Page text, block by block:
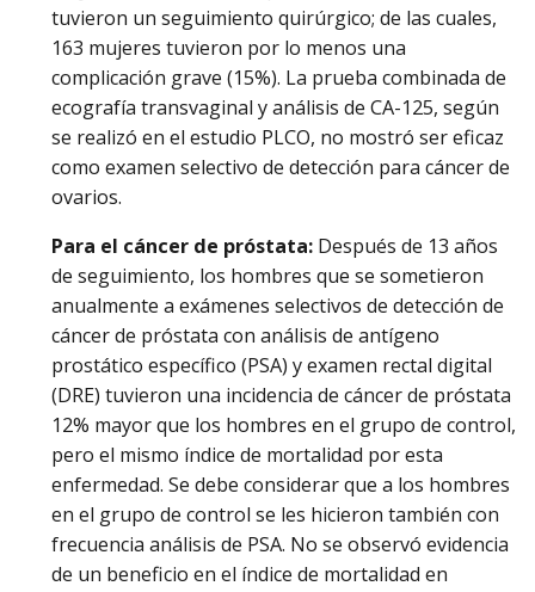
tuvieron un seguimiento quirúrgico; de las cuales,
163 mujeres tuvieron por lo menos una
complicación grave (15%). La prueba combinada de
ecografía transvaginal y análisis de CA-125, según
se realizó en el estudio PLCO, no mostró ser eficaz
como examen selectivo de detección para cáncer de
ovarios.
Para el cáncer de próstata: Después de 13 años
de seguimiento, los hombres que se sometieron
anualmente a exámenes selectivos de detección de
cáncer de próstata con análisis de antígeno
prostático específico (PSA) y examen rectal digital
(DRE) tuvieron una incidencia de cáncer de próstata
12% mayor que los hombres en el grupo de control,
pero el mismo índice de mortalidad por esta
enfermedad. Se debe considerar que a los hombres
en el grupo de control se les hicieron también con
frecuencia análisis de PSA. No se observó evidencia
de un beneficio en el índice de mortalidad en